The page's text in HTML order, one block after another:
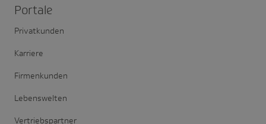
Portale
Privatkunden
Karriere
Firmenkunden
Lebenswelten
Vertriebspartner